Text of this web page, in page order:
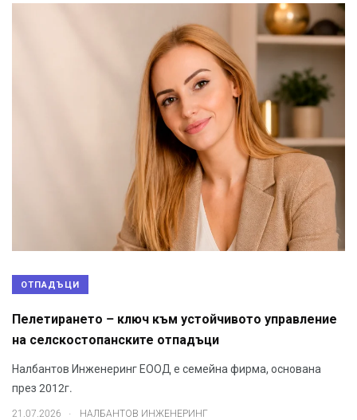
ОТПАДЪЦИ
Пелетирането – ключ към устойчивото управление
на селскостопанските отпадъци
Налбантов Инженеринг ЕООД е семейна фирма, основана
през 2012г.
21.07.2026 . НАЛБАНТОВ ИНЖЕНЕРИНГ